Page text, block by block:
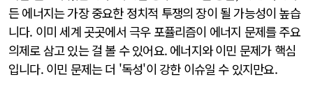
든 에너지는 가장 중요한 정치적 투쟁의 장이 될 가능성이 높습
니다. 이미 세계 곳곳에서 극우 포퓰리즘이 에너지 문제를 주요
의제로 삼고 있는 걸 볼 수 있어요. 에너지와 이민 문제가 핵심
입니다. 이민 문제는 더 '독성'이 강한 이슈일 수 있지만요.